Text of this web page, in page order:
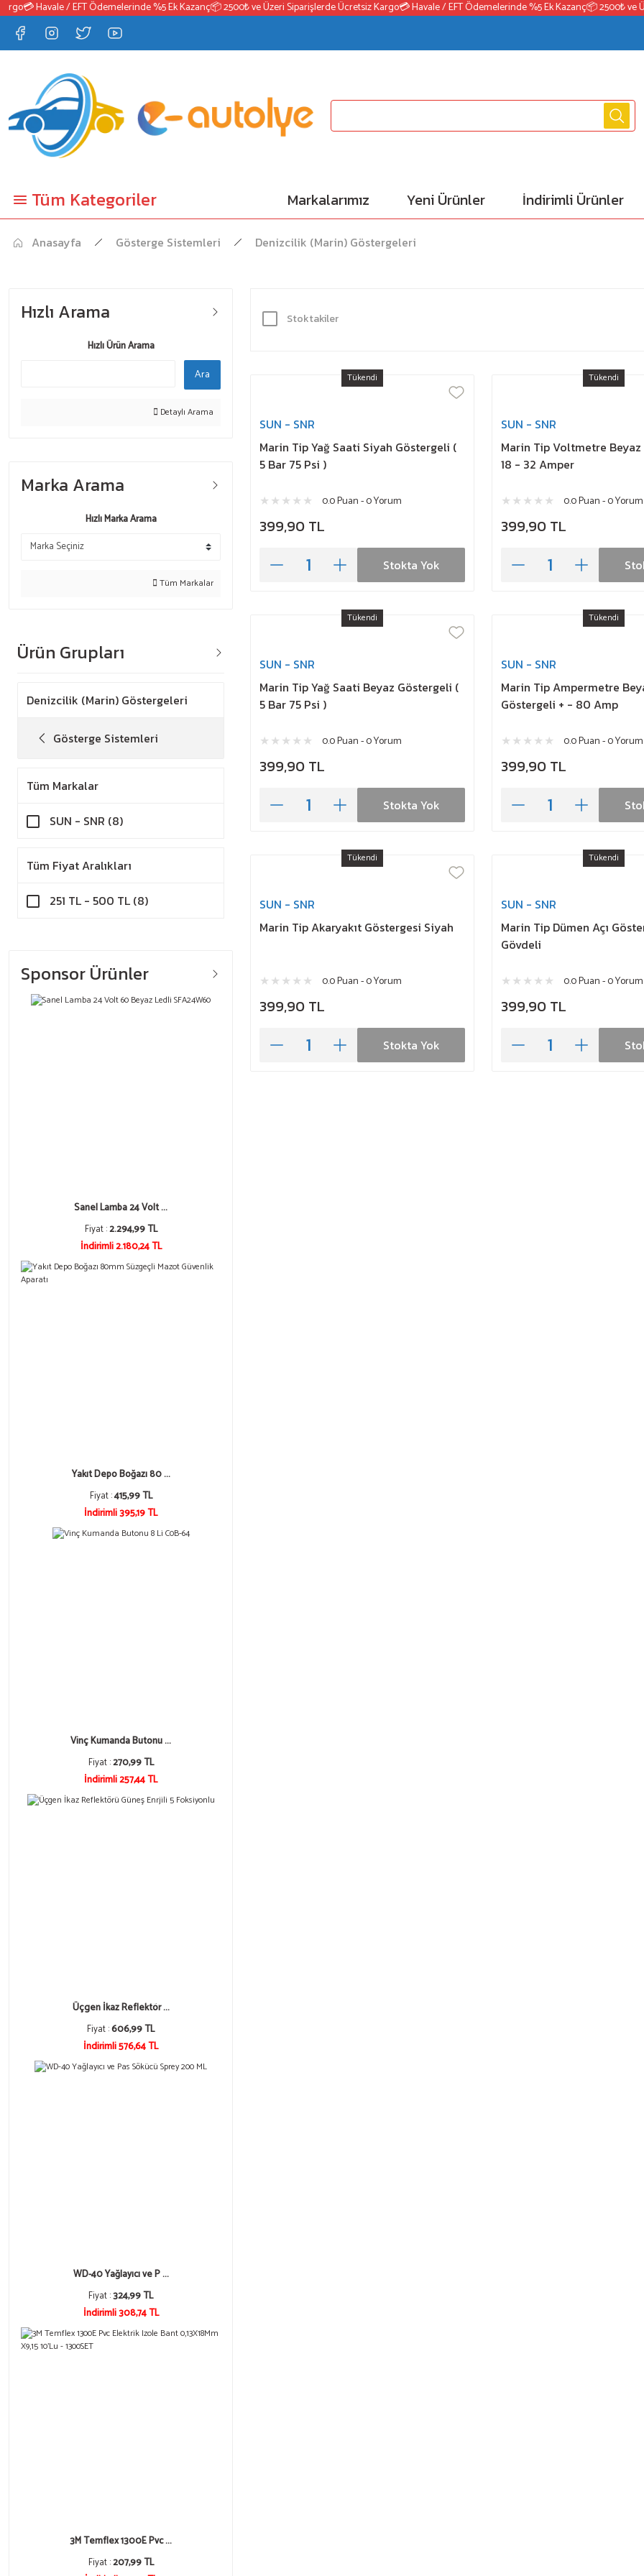
💳 Havale / EFT Ödemelerinde %5 Ek Kazanç📦 2500₺ ve Üzeri Siparişlerde Ücretsiz Kargo💳 Havale / EFT Ödemelerinde %5 Ek Kazanç📦 2500₺ ve
Tüm Kategoriler Markalarımız Yeni Ürünler İndirimli Ürünler
Anasayfa Gösterge Sistemleri Denizcilik (Marin) Göstergeleri
Hızlı Arama
Hızlı Ürün Arama
Ara
Detaylı Arama
Marka Arama
Hızlı Marka Arama
Tüm Markalar
Ürün Grupları
Denizcilik (Marin) Göstergeleri
Gösterge Sistemleri
Tüm Markalar
SUN - SNR (8)
Tüm Fiyat Aralıkları
251 TL - 500 TL (8)
Sponsor Ürünler
Sanel Lamba 24 Volt ...
Fiyat :2.294,99 TL
İndirimli 2.180,24 TL
Yakıt Depo Boğazı 80 ...
Fiyat :415,99 TL
İndirimli 395,19 TL
Vinç Kumanda Butonu ...
Fiyat :270,99 TL
İndirimli 257,44 TL
Üçgen İkaz Reflektör ...
Fiyat :606,99 TL
İndirimli 576,64 TL
WD-40 Yağlayıcı ve P ...
Fiyat :324,99 TL
İndirimli 308,74 TL
3M Temflex 1300E Pvc ...
Fiyat :207,99 TL
Stoktakiler
Tükendi
SUN - SNR
Marin Tip Yağ Saati Siyah Göstergeli (
5 Bar 75 Psi )
0.0 Puan - 0 Yorum
399,90 TL
Stokta Yok
Tükendi
SUN - SNR
Marin Tip Voltmetre
18 - 32 Amper
0.0 Puan - 0 Yorum
399,90 TL
Tükendi
SUN - SNR
Marin Tip Yağ Saati Beyaz Göstergeli (
5 Bar 75 Psi )
0.0 Puan - 0 Yorum
399,90 TL
Stokta Yok
Tükendi
SUN - SNR
Marin Tip Ampermetre
Göstergeli + - 80 Amp
0.0 Puan - 0 Yorum
399,90 TL
Tükendi
SUN - SNR
Marin Tip Akaryakıt Göstergesi Siyah
0.0 Puan - 0 Yorum
399,90 TL
Stokta Yok
Tükendi
SUN - SNR
Marin Tip Dümen Açı
Gövdeli
0.0 Puan - 0 Yorum
399,90 TL